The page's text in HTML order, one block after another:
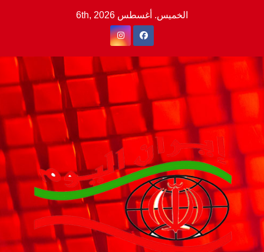
الخميس. أغسطس 6th, 2026